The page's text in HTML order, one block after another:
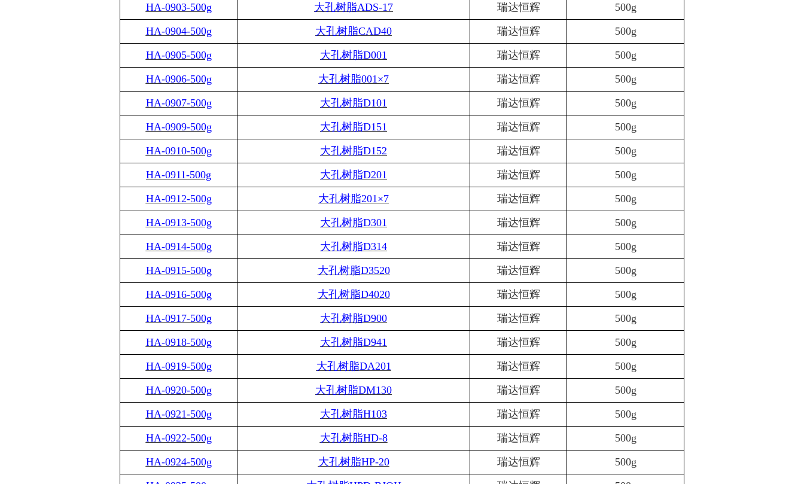
HA-0903-500g
大孔树脂ADS-17 瑞达恒辉
500g
HA-0904-500g
大孔树脂CAD40 瑞达恒辉
500g
HA-0905-500g
大孔树脂D001 瑞达恒辉
500g
HA-0906-500g
大孔树脂001×7 瑞达恒辉
500g
HA-0907-500g
大孔树脂D101 瑞达恒辉
500g
HA-0909-500g
大孔树脂D151 瑞达恒辉
500g
HA-0910-500g
大孔树脂D152 瑞达恒辉
500g
HA-0911-500g
大孔树脂D201 瑞达恒辉
500g
HA-0912-500g
大孔树脂201×7 瑞达恒辉
500g
HA-0913-500g
大孔树脂D301 瑞达恒辉
500g
HA-0914-500g
大孔树脂D314 瑞达恒辉
500g
HA-0915-500g
大孔树脂D3520 瑞达恒辉
500g
HA-0916-500g
大孔树脂D4020 瑞达恒辉
500g
HA-0917-500g
大孔树脂D900 瑞达恒辉
500g
HA-0918-500g
大孔树脂D941 瑞达恒辉
500g
HA-0919-500g
大孔树脂DA201 瑞达恒辉
500g
HA-0920-500g
大孔树脂DM130 瑞达恒辉
500g
HA-0921-500g
大孔树脂H103 瑞达恒辉
500g
HA-0922-500g
大孔树脂HD-8 瑞达恒辉
500g
HA-0924-500g
大孔树脂HP-20 瑞达恒辉
500g